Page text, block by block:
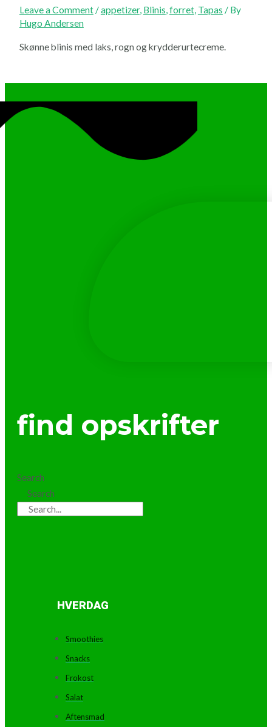
Leave a Comment /appetizer, Blinis,forret, Tapas / By
Hugo Andersen
Skønne blinis med laks, rogn og krydderurtecreme.
find opskrifter
Search
Search
HVERDAG
Smoothies
Snacks
Frokost
Salat
Aftensmad